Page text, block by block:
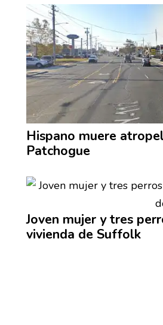
Hispano muere
Patchogue
Joven mujer y tres
vivienda de Suffolk